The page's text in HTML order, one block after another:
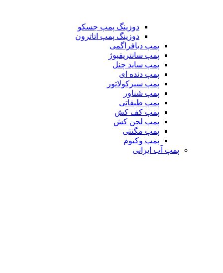
دوزینگ پمپ جسکو
دوزینگ پمپ اتاترون
پمپ دیافراگمی
پمپ سانتریفیوژ
پمپ ساید چنل
پمپ دنده ای
پمپ سیرکولاتور
پمپ شناور
پمپ طبقاتی
پمپ کف کش
پمپ لجن کش
پمپ مگنتی
پمپ وکیوم
پمپ آب ایرانی